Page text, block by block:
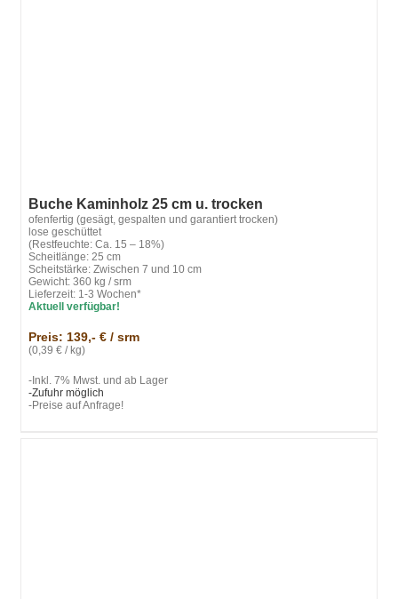
Buche Kaminholz 25 cm u. trocken
ofenfertig (gesägt, gespalten und garantiert trocken)
lose geschüttet
(Restfeuchte: Ca. 15 – 18%)
Scheitlänge: 25 cm
Scheitstärke: Zwischen 7 und 10 cm
Gewicht: 360 kg / srm
Lieferzeit: 1-3 Wochen*
Aktuell verfügbar!
Preis: 139,- € / srm
(0,39 € / kg)
-Inkl. 7% Mwst. und ab Lager
-Zufuhr möglich
-Preise auf Anfrage!